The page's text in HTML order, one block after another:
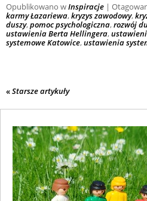
Opublikowano wInspiracje |
karmy Łazariewa,kryzys zawodowy,
duszy,pomoc psychologiczna,rozwój
ustawienia Berta Hellingera,
systemowe Katowice,ustawienia
«Starsze artykuły